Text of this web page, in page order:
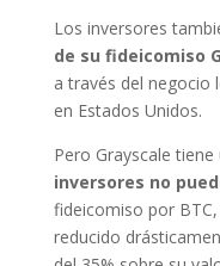
Los inversores
de su fideicomiso
a través del negocio
en Estados Unidos.
Pero Grayscale
inversores no
fideicomiso por
reducido